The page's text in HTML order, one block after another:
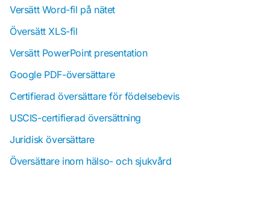
Versätt Word-fil på nätet
Översätt XLS-fil
Versätt PowerPoint presentation
Google PDF-översättare
Certifierad översättare för födelsebevis
USCIS-certifierad översättning
Juridisk översättare
Översättare inom hälso- och sjukvård